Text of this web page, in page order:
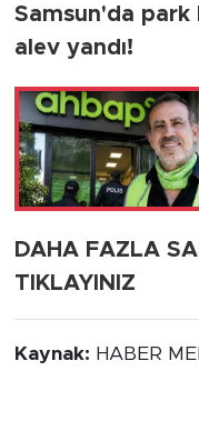
Samsun'da park
alev yandı!
DAHA FAZLA
TIKLAYINIZ
Kaynak: HABER